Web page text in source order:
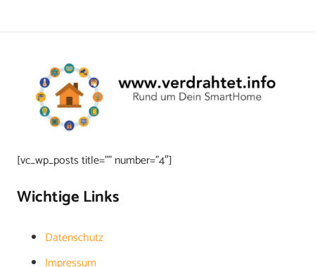
[vc_wp_posts title=”” number=”4″]
Wichtige Links
Datenschutz
Impressum